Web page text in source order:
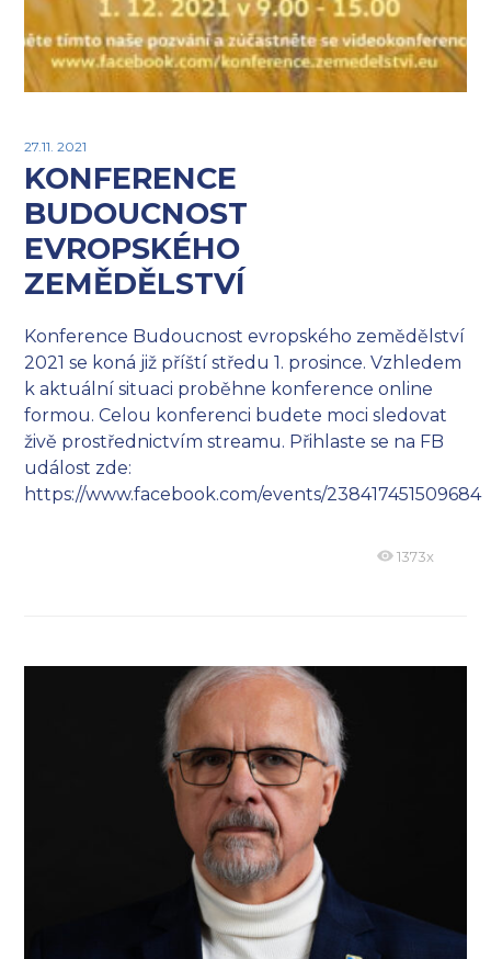
27.11. 2021
KONFERENCE
BUDOUCNOST
EVROPSKÉHO
ZEMĚDĚLSTVÍ
Konference Budoucnost evropského zemědělství
2021 se koná již příští středu 1. prosince. Vzhledem
k aktuální situaci proběhne konference online
formou. Celou konferenci budete moci sledovat
živě prostřednictvím streamu. Přihlaste se na FB
událost zde:
https://www.facebook.com/events/238417451509684
1373x